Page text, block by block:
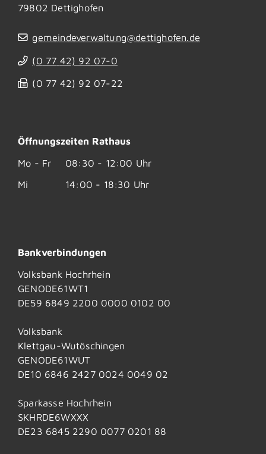
79802 Dettighofen
gemeindeverwaltung@dettighofen.de
(0 77 42) 92 07-0
(0 77 42) 92 07-22
Öffnungszeiten Rathaus
Mo - Fr
08:30 - 12:00 Uhr
Mi
14:00 - 18:30 Uhr
Bankverbindungen
Volksbank Hochrhein
GENODE61WT1
DE59 6849 2200 0000 0102 00
Volksbank
Klettgau-Wutöschingen
GENODE61WUT
DE10 6846 2427 0024 0049 02
Sparkasse Hochrhein
SKHRDE6WXXX
DE23 6845 2290 0077 0201 88